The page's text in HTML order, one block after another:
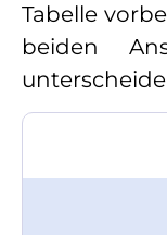
Tabelle
beiden